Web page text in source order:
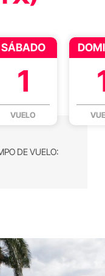
SÁBADO
1
VUELO
DE VUELO: